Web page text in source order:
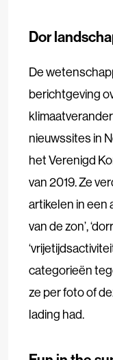
Dor
De
berichtgeving
nieuwssites in
het Verenigd
van 2019. Ze
artikelen in een
van de zon’,
categorieën
ze per foto of
lading had.